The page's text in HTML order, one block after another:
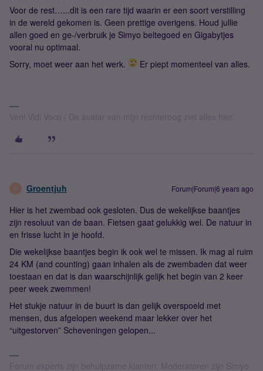
Voor de rest…...dit is een rare tijd waarin er een soort verstilling
in de wereld gekomen is. Geen prettige overigens. Houd jullie
allen goed en ge-/verbruik je Simyo beltegoed en Gigabytjes
vooral nu optimaal.
Sorry, moet weer aan het werk.
Er piept momenteel van alles.
Veni Vidi Voco / De avatar van mijn rechteroog ziet alles hier.
G Groentjuh Forum|Forum|6 years ago
Hier is het zwembad ook gesloten. Dus de wekelijkse baantjes
zijn resoluut van de baan. Fietsen gaat gelukkig wel. De natuur in
en frisse lucht in je hoofd.
Die wekelijkse baantjes begin ik ook wel te missen. Ik mag al ruim
24 KM (and counting) gaan inhalen als de zwembaden dat weer
toestaan en dat is dan waarschijnlijk gelijk het begin van 2 keer
peer week zwemmen!
Het stukje natuur in de buurt is dan gelijk overspoeld met
mensen, dus afgelopen weekend maar lekker over het
“uitgestorven” Scheveningen gelopen...
Forum experts zijn behulpzame klanten. Moderatoren zijn Simyo